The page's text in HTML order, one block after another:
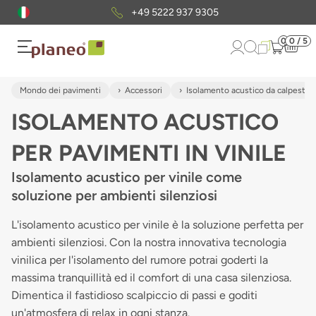
+49 5222 937 9305
0 0 / 5
Mondo dei pavimenti Accessori Isolamento acustico da calpestio
ISOLAMENTO ACUSTICO
PER PAVIMENTI IN VINILE
Isolamento acustico per vinile come
soluzione per ambienti silenziosi
L'isolamento acustico per vinile è la soluzione perfetta per
ambienti silenziosi. Con la nostra innovativa tecnologia
vinilica per l'isolamento del rumore potrai goderti la
massima tranquillità ed il comfort di una casa silenziosa.
Dimentica il fastidioso scalpiccio di passi e goditi
un'atmosfera di relax in ogni stanza.